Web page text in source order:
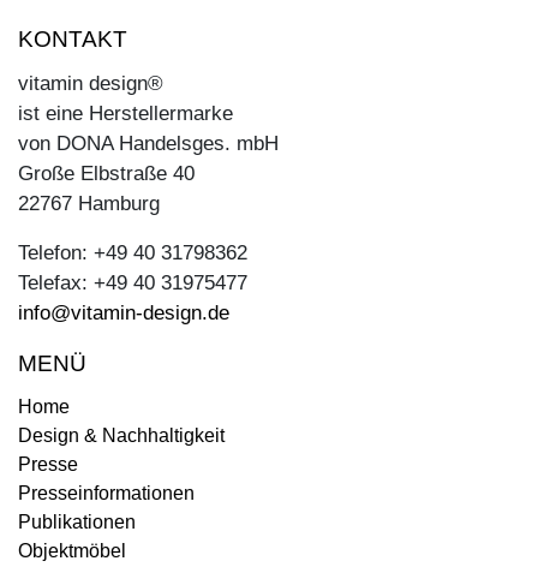
KONTAKT
vitamin design®
ist eine Herstellermarke
von DONA Handelsges. mbH
Große Elbstraße 40
22767 Hamburg
Telefon: +49 40 31798362
Telefax: +49 40 31975477
info@vitamin-design.de
MENÜ
Home
Design & Nachhaltigkeit
Presse
Presseinformationen
Publikationen
Objektmöbel